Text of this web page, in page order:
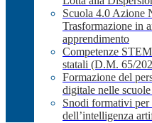
Scuola 4.0 Azione
Trasformazione in
apprendimento
Competenze
statali (D.M. 65/
Formazione del
digitale nelle
Snodi formativi
dell’intelligenza